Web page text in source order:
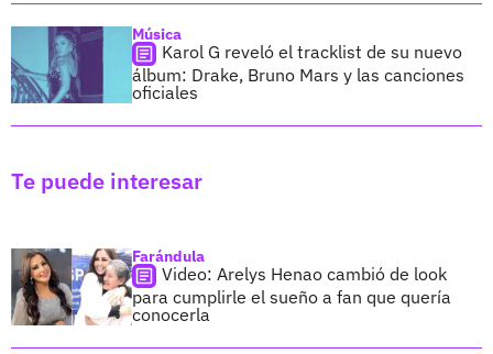
Música
Karol G reveló el tracklist de su nuevo
álbum: Drake, Bruno Mars y las canciones
oficiales
Te puede interesar
Farándula
Video: Arelys Henao cambió de look
para cumplirle el sueño a fan que quería
conocerla